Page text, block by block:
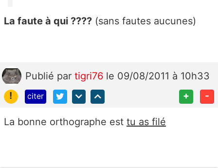
La faute à qui ???? (sans fautes aucunes)
Publié par tigri76 le 09/08/2011 à 10h33
!
citer + -
La bonne orthographe est tu as filé